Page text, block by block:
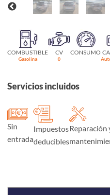
COMBUSTIBLE
Gasolina
CV
0
CONSUMO
Servicios incluidos
Sin
entrada
Impuestos
deducibles
Reparación